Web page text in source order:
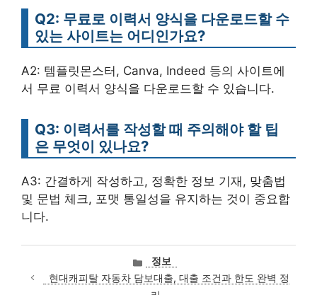
Q2: 무료로 이력서 양식을 다운로드할 수
있는 사이트는 어디인가요?
A2: 템플릿몬스터, Canva, Indeed 등의 사이트에
서 무료 이력서 양식을 다운로드할 수 있습니다.
Q3: 이력서를 작성할 때 주의해야 할 팁
은 무엇이 있나요?
A3: 간결하게 작성하고, 정확한 정보 기재, 맞춤법
및 문법 체크, 포맷 통일성을 유지하는 것이 중요합
니다.
카
테
고
정보
현대캐피탈 자동차 담보대출, 대출 조건과 한도 완벽 정